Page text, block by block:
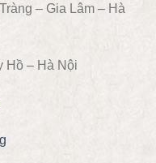
– Gia Lâm – Hà
Hồ – Hà Nội